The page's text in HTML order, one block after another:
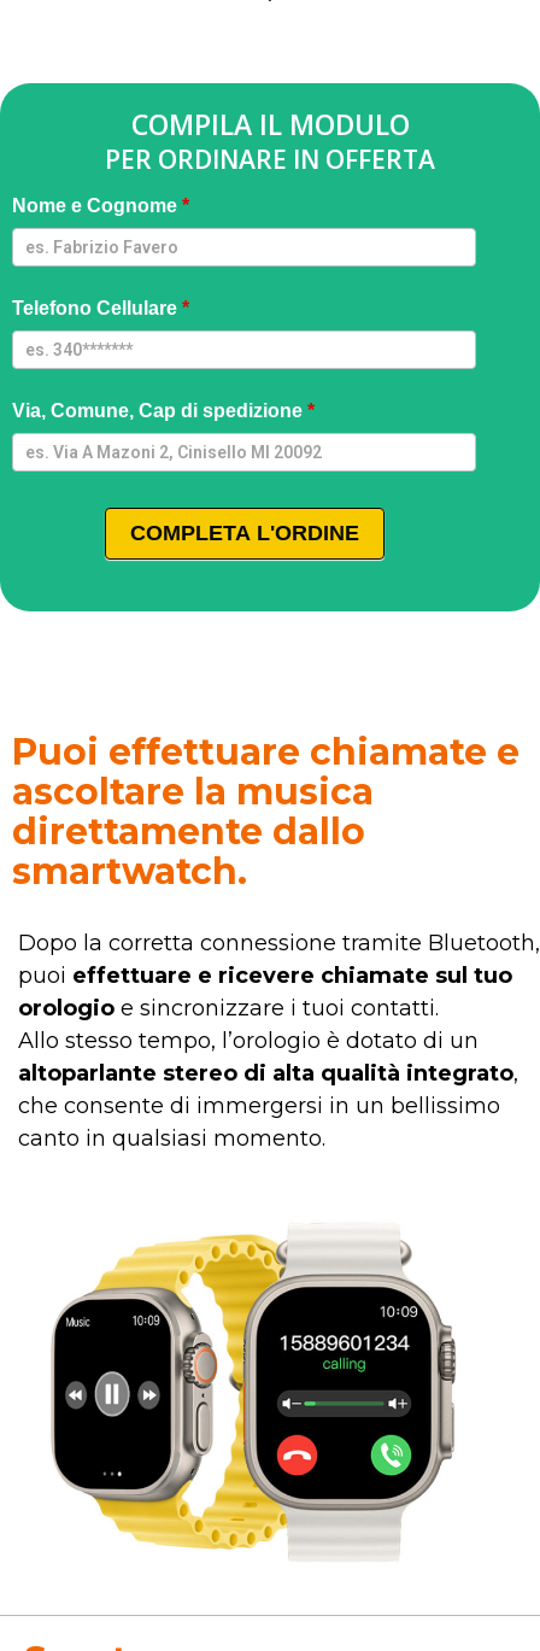
COMPILA IL MODULO
PER ORDINARE IN OFFERTA
Smartwatch
Ultra - M
Nome e Cognome *
Telefono Cellulare *
Via, Comune, Cap di spedizione *
COMPLETA L'ORDINE
Puoi effettuare chiamate e
ascoltare la musica
direttamente dallo
smartwatch.
Dopo la corretta connessione tramite Bluetooth,
puoi effettuare e ricevere chiamate sul tuo
orologio e sincronizzare i tuoi contatti.
Allo stesso tempo, l’orologio è dotato di un
altoparlante stereo di alta qualità integrato,
che consente di immergersi in un bellissimo
canto in qualsiasi momento.